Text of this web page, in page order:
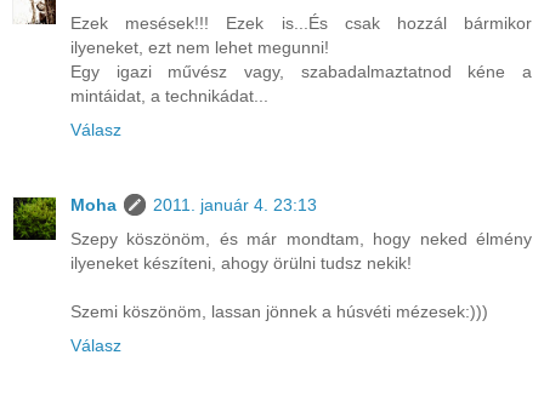
Ezek mesések!!! Ezek is...És csak hozzál bármikor
ilyeneket, ezt nem lehet megunni!
Egy igazi művész vagy, szabadalmaztatnod kéne a
mintáidat, a technikádat...
Válasz
Moha
2011. január 4. 23:13
Szepy köszönöm, és már mondtam, hogy neked élmény
ilyeneket készíteni, ahogy örülni tudsz nekik!
Szemi köszönöm, lassan jönnek a húsvéti mézesek:)))
Válasz